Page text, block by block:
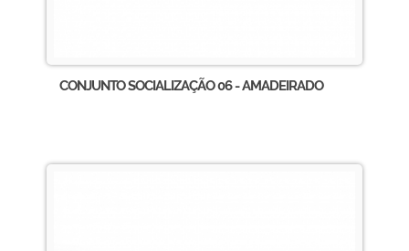
CONJUNTO SOCIALIZAÇÃO 06 - AMADEIRADO